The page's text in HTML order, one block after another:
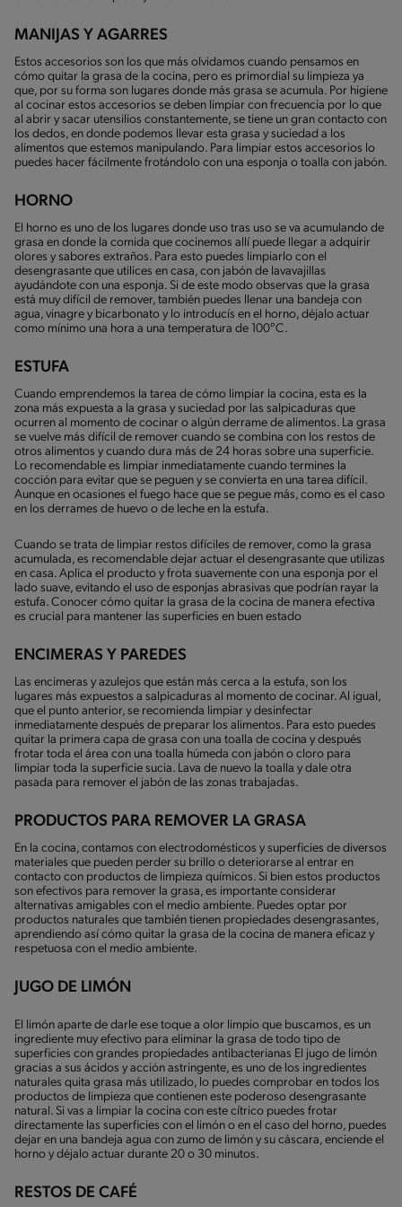
MANIJAS Y AGARRES
Estos accesorios son los que más olvidamos cuando pensamos en
cómo quitar la grasa de la cocina, pero es primordial su limpieza ya
que, por su forma son lugares donde más grasa se acumula. Por higiene
al cocinar estos accesorios se deben limpiar con frecuencia por lo que
al abrir y sacar utensilios constantemente, se tiene un gran contacto con
los dedos, en donde podemos llevar esta grasa y suciedad a los
alimentos que estemos manipulando. Para limpiar estos accesorios lo
puedes hacer fácilmente frotándolo con una esponja o toalla con jabón.
HORNO
El horno es uno de los lugares donde uso tras uso se va acumulando de
grasa en donde la comida que cocinemos allí puede llegar a adquirir
olores y sabores extraños. Para esto puedes limpiarlo con el
desengrasante que utilices en casa, con jabón de lavavajillas
ayudándote con una esponja. Si de este modo observas que la grasa
está muy difícil de remover, también puedes llenar una bandeja con
agua, vinagre y bicarbonato y lo introducís en el horno, déjalo actuar
como mínimo una hora a una temperatura de 100°C.
ESTUFA
Cuando emprendemos la tarea de cómo limpiar la cocina, esta es la
zona más expuesta a la grasa y suciedad por las salpicaduras que
ocurren al momento de cocinar o algún derrame de alimentos. La grasa
se vuelve más difícil de remover cuando se combina con los restos de
otros alimentos y cuando dura más de 24 horas sobre una superficie.
Lo recomendable es limpiar inmediatamente cuando termines la
cocción para evitar que se peguen y se convierta en una tarea difícil.
Aunque en ocasiones el fuego hace que se pegue más, como es el caso
en los derrames de huevo o de leche en la estufa.
Cuando se trata de limpiar restos difíciles de remover, como la grasa
acumulada, es recomendable dejar actuar el desengrasante que utilizas
en casa. Aplica el producto y frota suavemente con una esponja por el
lado suave, evitando el uso de esponjas abrasivas que podrían rayar la
estufa. Conocer cómo quitar la grasa de la cocina de manera efectiva
es crucial para mantener las superficies en buen estado
ENCIMERAS Y PAREDES
Las encimeras y azulejos que están más cerca a la estufa, son los
lugares más expuestos a salpicaduras al momento de cocinar. Al igual,
que el punto anterior, se recomienda limpiar y desinfectar
inmediatamente después de preparar los alimentos. Para esto puedes
quitar la primera capa de grasa con una toalla de cocina y después
frotar toda el área con una toalla húmeda con jabón o cloro para
limpiar toda la superficie sucia. Lava de nuevo la toalla y dale otra
pasada para remover el jabón de las zonas trabajadas.
PRODUCTOS PARA REMOVER LA GRASA
En la cocina, contamos con electrodomésticos y superficies de diversos
materiales que pueden perder su brillo o deteriorarse al entrar en
contacto con productos de limpieza químicos. Si bien estos productos
son efectivos para remover la grasa, es importante considerar
alternativas amigables con el medio ambiente. Puedes optar por
productos naturales que también tienen propiedades desengrasantes,
aprendiendo así cómo quitar la grasa de la cocina de manera eficaz y
respetuosa con el medio ambiente.
JUGO DE LIMÓN
El limón aparte de darle ese toque a olor limpio que buscamos, es un
ingrediente muy efectivo para eliminar la grasa de todo tipo de
superficies con grandes propiedades antibacterianas El jugo de limón
gracias a sus ácidos y acción astringente, es uno de los ingredientes
naturales quita grasa más utilizado, lo puedes comprobar en todos los
productos de limpieza que contienen este poderoso desengrasante
natural. Si vas a limpiar la cocina con este cítrico puedes frotar
directamente las superficies con el limón o en el caso del horno, puedes
dejar en una bandeja agua con zumo de limón y su cáscara, enciende el
horno y déjalo actuar durante 20 o 30 minutos.
RESTOS DE CAFÉ